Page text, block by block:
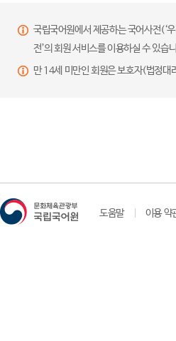
국립국어원에서 제공하는 국어사전(‘
전’의 회원 서비스를 이용하실 수 있습
만 14세 미만인 회원은 보호자(법정대
도움말 이용 약